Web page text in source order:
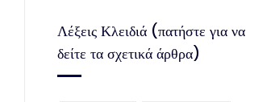
Λέξεις Κλειδιά (πατήστε για να
δείτε τα σχετικά άρθρα)